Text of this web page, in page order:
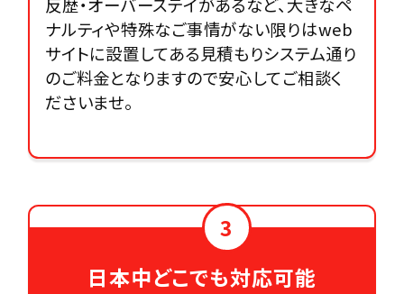
ナルティや特殊なご事情がない限りはweb
サイトに設置してある見積もりシステム通り
のご料金となりますので安心してご相談く
ださいませ。
3
日本中どこでも対応可能